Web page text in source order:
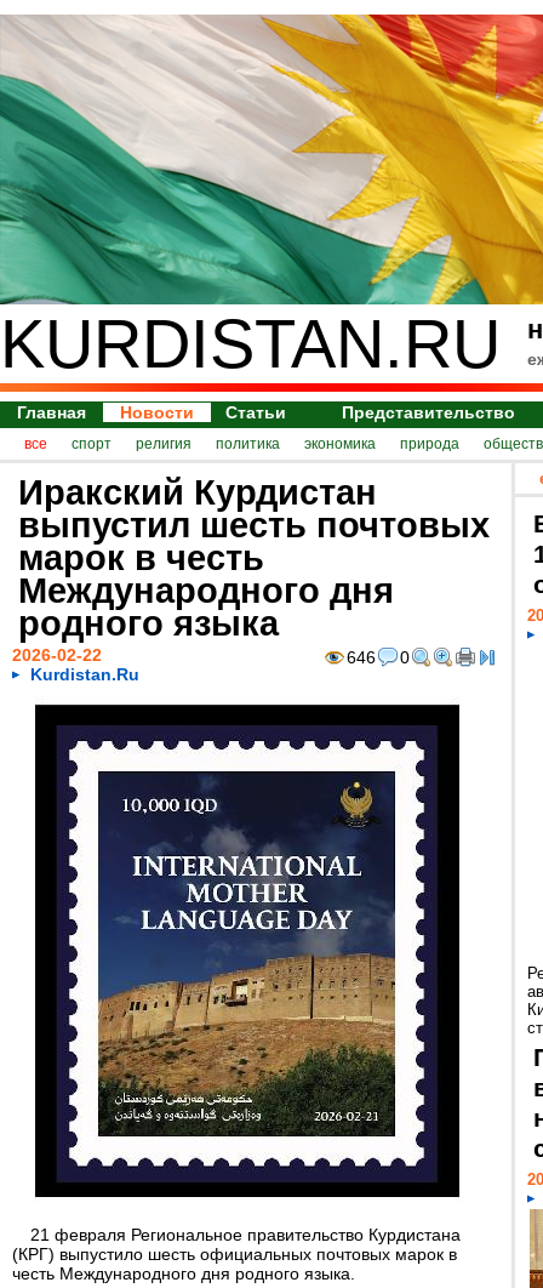
KURDISTAN.RU
Главная Новости Статьи Представительство
все спорт религия политика экономика природа
Иракский Курдистан
выпустил шесть почтовых
марок в честь
Международного дня
родного языка
646 0
2026-02-22
Kurdistan.Ru
21 февраля Региональное правительство Курдистана
(КРГ) выпустило шесть официальных почтовых марок в
честь Международного дня родного языка.